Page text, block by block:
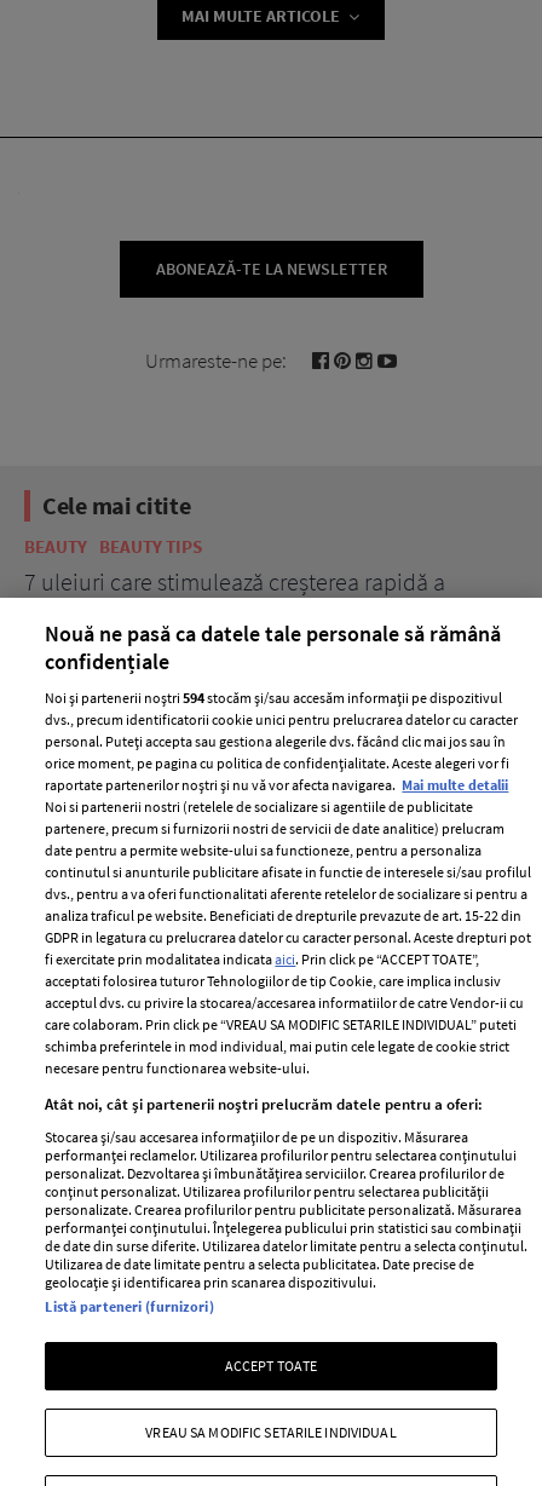
MAI MULTE ARTICOLE
ABONEAZĂ-TE LA NEWSLETTER
Urmareste-ne pe:
Cele mai citite
BEAUTY BEAUTY TIPS
7 uleiuri care stimulează creșterea rapidă a
ELLE Style Awards
2024
Despre ELLE
Romania
Contact
Abonamente
Termeni si conditii
Politica de
confidențialitate
Politica de cookies
Publicitate
GSP
Unica
Baby
Retete
femei
Viva
Avantaje
Retete practice
Pariază responsabil! Decizia ONJN nr. 821/25.09.2025.
Jocurile de noroc sunt interzise minorilor.
Copyright © 2026 Ringier Romania SRL
Nouă ne pasă ca datele tale personale să rămână
confidențiale
Noi și partenerii noștri594stocăm și/sau accesăm informații pe dispozitivul
dvs., precum identificatorii cookie unici pentru prelucrarea datelor cu caracter
personal. Puteți accepta sau gestiona alegerile dvs. făcând clic mai jos sau în
orice moment, pe pagina cu politica de confidențialitate. Aceste alegeri vor fi
raportate partenerilor noștri și nu vă vor afecta navigarea. Mai multe detalii
Noi si partenerii nostri (retelele de socializare si agentiile de publicitate
partenere, precum si furnizorii nostri de servicii de date analitice) prelucram
date pentru a permite website-ului sa functioneze, pentru a personaliza
continutul si anunturile publicitare afisate in functie de interesele si/sau profilul
dvs., pentru a va oferi functionalitati aferente retelelor de socializare si pentru a
analiza traficul pe website. Beneficiati de drepturile prevazute de art. 15-22 din
GDPR in legatura cu prelucrarea datelor cu caracter personal. Aceste drepturi pot
fi exercitate prin modalitatea indicataaici. Prin click pe “ACCEPT TOATE”,
acceptati folosirea tuturor Tehnologiilor de tip Cookie, care implica inclusiv
acceptul dvs. cu privire la stocarea/accesarea informatiilor de catre Vendor-ii cu
care colaboram. Prin click pe “VREAU SA MODIFIC SETARILE INDIVIDUAL” puteti
schimba preferintele in mod individual, mai putin cele legate de cookie strict
necesare pentru functionarea website-ului.
Atât noi, cât și partenerii noștri prelucrăm datele pentru a oferi:
Stocarea și/sau accesarea informațiilor de pe un dispozitiv. Măsurarea
performanței reclamelor. Utilizarea profilurilor pentru selectarea conținutului
personalizat. Dezvoltarea și îmbunătățirea serviciilor. Crearea profilurilor de
conținut personalizat. Utilizarea profilurilor pentru selectarea publicității
personalizate. Crearea profilurilor pentru publicitate personalizată. Măsurarea
performanței conținutului. Înțelegerea publicului prin statistici sau combinații
de date din surse diferite. Utilizarea datelor limitate pentru a selecta conținutul.
Utilizarea de date limitate pentru a selecta publicitatea. Date precise de
geolocație și identificarea prin scanarea dispozitivului.
Listă parteneri (furnizori)
ACCEPT TOATE
VREAU SA MODIFIC SETARILE INDIVIDUAL